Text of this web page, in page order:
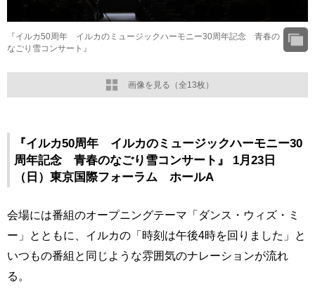
画像を見る（全13枚）
『イルカ50周年 イルカのミュージックハーモニー30周年記念 青春の
なごり雪コンサート』
『イルカ50周年 イルカのミュージックハーモニー30
周年記念 青春のなごり雪コンサート』 1月23日
（日）東京国際フォーラム ホールA
会場には番組のオープニングテーマ「ダンス・ウィズ・ミ
ー」とともに、イルカの「時刻は午後4時を回りました」と
いつもの番組と同じような雰囲気のナレーションが流れ
る。